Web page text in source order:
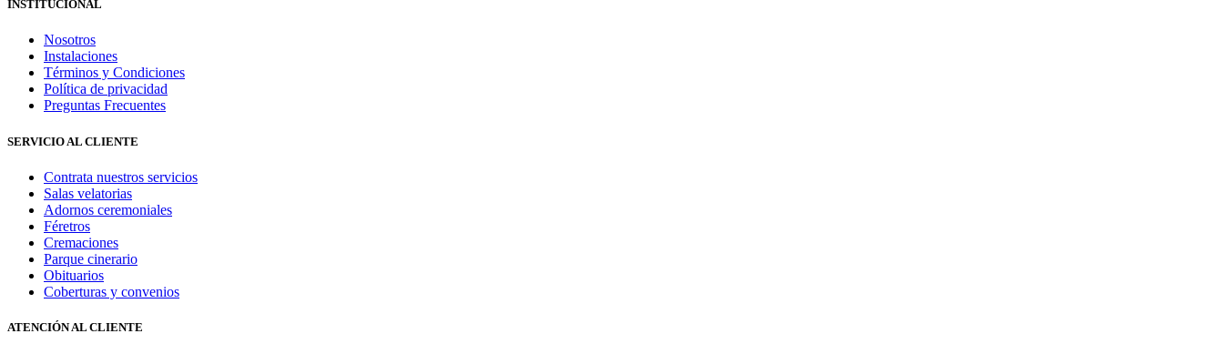
INSTITUCIONAL
Nosotros
Instalaciones
Términos y Condiciones
Política de privacidad
Preguntas Frecuentes
SERVICIO AL CLIENTE
Contrata nuestros servicios
Salas velatorias
Adornos ceremoniales
Féretros
Cremaciones
Parque cinerario
Obituarios
Coberturas y convenios
ATENCIÓN AL CLIENTE